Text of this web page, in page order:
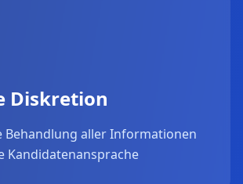
Diskretion
Behandlung aller Informationen
Kandidatenansprache